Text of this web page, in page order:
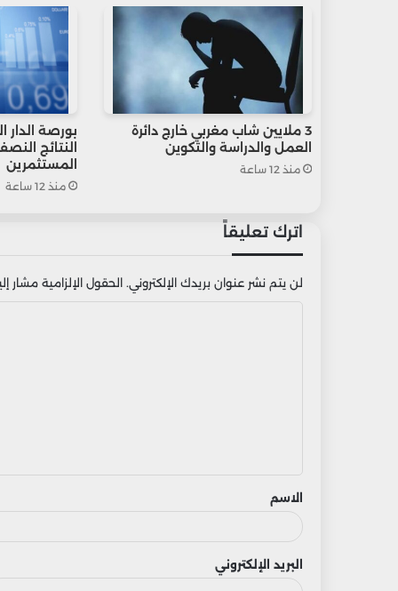
3 ملايين شاب مغربي خارج دائرة
العمل والدراسة والتكوين
منذ 12 ساعة
بورصة الدار
النتائج
المستثمرين
منذ 12 ساعة
اترك تعليقاً
لن يتم نشر عنوان بريدك الإلكتروني. الحقول الإلزامية مشار
ق
الاسم
البريد الإلكتروني